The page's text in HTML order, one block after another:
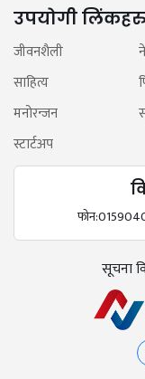
उपयोगी लिंकहरु
जीवनशैली
साहित्य
मनोरन्जन
स्टार्टअप
फोन:
सूचना